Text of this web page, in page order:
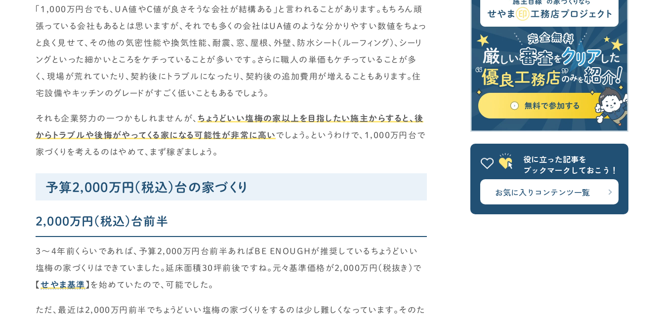
「1,000万円台でも、UA値やC値が良さそうな会社が結構ある」と言われることがあります。もちろん頑
張っている会社もあるとは思いますが、それでも多くの会社はUA値のような分かりやすい数値をちょっ
と良く見せて、その他の気密性能や換気性能、耐震、窓、屋根、外壁、防水シート(ルーフィング)、シーリ
ングといった細かいところをケチっていることが多いです。さらに職人の単価もケチっていることが多
く、現場が荒れていたり、契約後にトラブルになったり、契約後の追加費用が増えることもあります。住
宅設備やキッチンのグレードがすごく低いこともあるでしょう。
それも企業努力の一つかもしれませんが、 ちょうどいい塩梅の家以上を目指したい施主からすると、後
からトラブルや後悔がやってくる家になる可能性が非常に高いでしょう。というわけで、1,000万円台で
家づくりを考えるのはやめて、まず稼ぎましょう。
予算2,000万円(税込)台の家づくり
2,000万円(税込)台前半
3～4年前くらいであれば、予算2,000万円台前半あればBE ENOUGHが推奨しているちょうどいい
塩梅の家づくりはできていました。延床面積30坪前後ですね。元々基準価格が2,000万円(税抜き)で
【せやま基準 】を始めていたので、可能でした。
ただ、最近は2,000万円前半でちょうどいい塩梅の家づくりをするのは少し難しくなっています。そのた
役に立った記事を
ブックマークしておこう！
お気に入りコンテンツ一覧